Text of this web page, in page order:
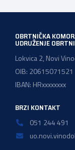
OBRTNIČKA
UDRUŽENJE
Lokvica 2, Novi
OIB: 20615071521
IBAN: HRxxxxxxxx
BRZI KONTAKT
051 244 491